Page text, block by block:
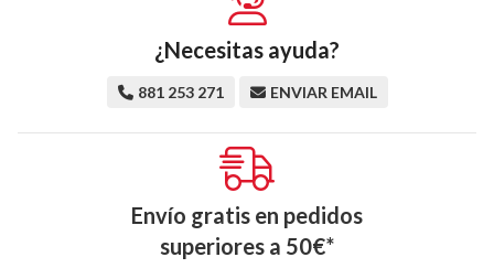
¿Necesitas ayuda?
881 253 271 ENVIAR EMAIL
Envío gratis en pedidos
superiores a 50€*